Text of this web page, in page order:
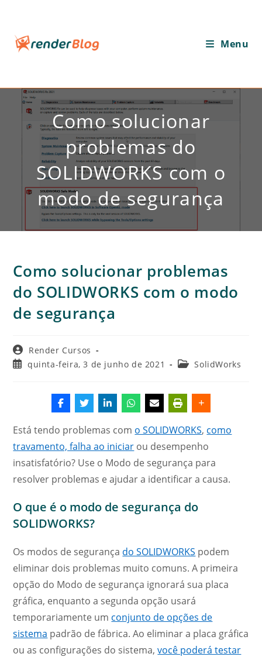
conteúdo
Menu
Como solucionar
problemas do
SOLIDWORKS com o
modo de segurança
Como solucionar problemas
do SOLIDWORKS com o modo
de segurança
Autor
do
post:
Render Cursos
Postquinta-feira, 3 de junho de 2021
Categoria
SolidWorks
Está tendo problemas com o SOLIDWORKS, como
travamento, falha ao iniciar ou desempenho
insatisfatório? Use o Modo de segurança para
resolver problemas e ajudar a identificar a causa.
O que é o modo de segurança do
SOLIDWORKS?
Os modos de segurança do SOLIDWORKS podem
eliminar dois problemas muito comuns. A primeira
opção do Modo de segurança ignorará sua placa
gráfica, enquanto a segunda opção usará
temporariamente um conjunto de opções de
sistema padrão de fábrica. Ao eliminar a placa gráfica
ou as configurações do sistema,você poderá testar